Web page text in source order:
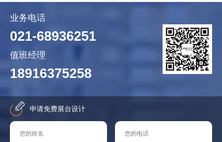
业务电话
021-68936251
值班经理
18916375258
申请免费展台设计